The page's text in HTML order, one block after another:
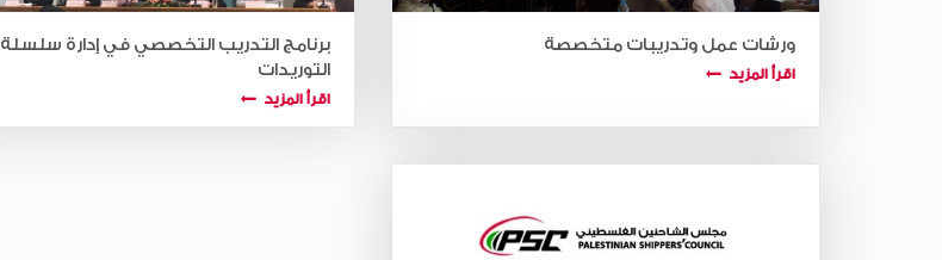
ورشات عمل وتدريبات متخصصة
اقرأ المزيد
برنامج التدريب التخصصي في إدارة سلسلة
التوريدات
اقرأ المزيد